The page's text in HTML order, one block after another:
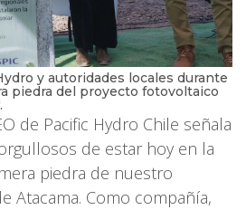
y autoridades locales durante
piedra del proyecto fotovoltaico
de Pacific Hydro Chile señala
de estar hoy en la
piedra de nuestro
Atacama. Como compañía,